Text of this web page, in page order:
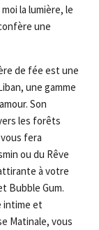
la lumière, le
une
de fée est une
une gamme
Son
les forêts
fera
ou du Rêve
à votre
Bubble Gum.
intime et
Matinale, vous